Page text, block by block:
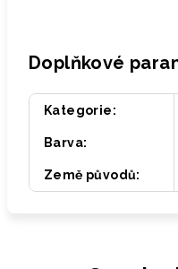
Doplňkové
Kategorie:
Barva:
Země původů: